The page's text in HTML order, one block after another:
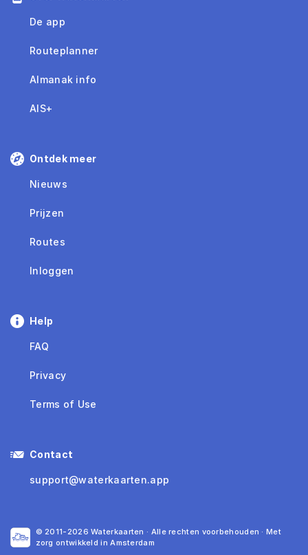
De app
Routeplanner
Almanak info
AIS+
Ontdek meer
Nieuws
Prijzen
Routes
Inloggen
Help
FAQ
Privacy
Terms of Use
Contact
support@waterkaarten.app
© 2011-2026 Waterkaarten · Alle rechten voorbehouden · Met
zorg ontwikkeld in Amsterdam